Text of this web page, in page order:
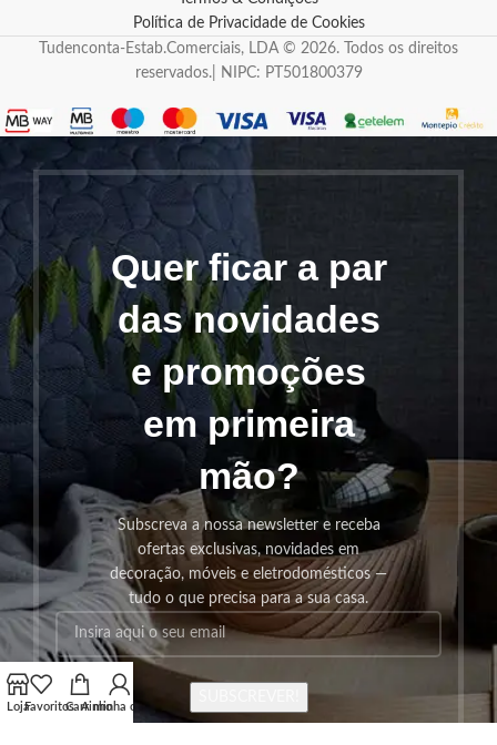
Política de Privacidade de Cookies
Tudenconta-Estab.Comerciais, LDA © 2026. Todos os direitos
reservados.| NIPC: PT501800379
Quer ficar a par
das novidades
e promoções
em primeira
mão?
Subscreva a nossa newsletter e receba
ofertas exclusivas, novidades em
decoração, móveis e eletrodomésticos —
tudo o que precisa para a sua casa.
LojaFavoritosCarrinho
A minha conta